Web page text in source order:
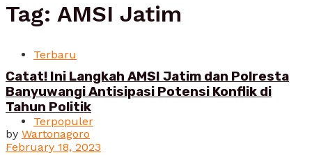
Terbaru
Terpopuler
Tag: AMSI Jatim
Catat! Ini Langkah AMSI Jatim dan Polresta
Banyuwangi Antisipasi Potensi Konflik di
Tahun Politik
by Wartonagoro
February 18, 2023